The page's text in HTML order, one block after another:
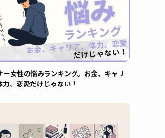
ー女性の悩みランキング。お金、キャリ
力、恋愛だけじゃない！